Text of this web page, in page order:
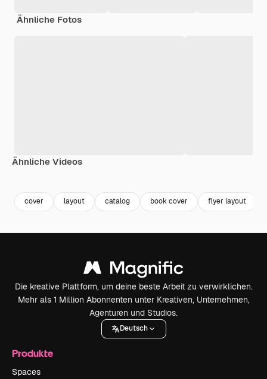
Ähnliche Fotos
Ähnliche Videos
cover layout catalog book cover flyer layout
Die kreative Plattform, um deine beste Arbeit zu verwirklichen.
Mehr als 1 Million Abonnenten unter Kreativen, Unternehmen,
Agenturen und Studios.
Deutsch
Produkte
Spaces